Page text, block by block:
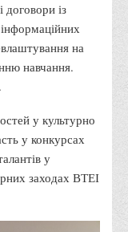
договори із
на
навчання.
у культурно
у конкурсах
у
заходах ВТЕІ